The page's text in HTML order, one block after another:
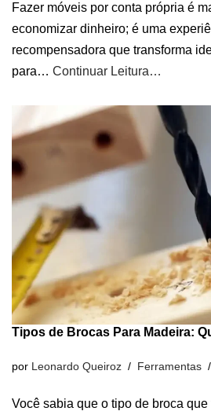
Fazer móveis por conta própria é
economizar dinheiro; é uma
recompensadora que transforma
para… Continuar Leitura…
Tipos de Brocas Para Madeira:
por Leonardo Queiroz Ferramentas
Você sabia que o tipo de broca